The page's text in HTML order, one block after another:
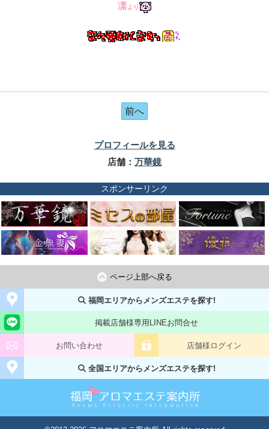
凛より
前へ
プロフィールを見る
店舗： 万華鏡
スポンサーリンク
ページ上部へ戻る
福岡エリアからメンズエステを探す!
掲載店舗様専用LINEお問合せ
お問い合わせ 店舗様ログイン
全国エリアからメンズエステを探す!